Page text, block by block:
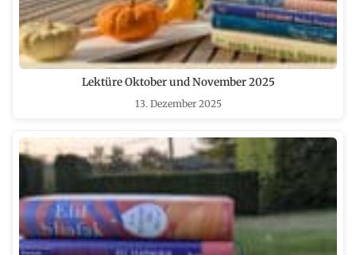
Lektüre Oktober und November 2025
13. Dezember 2025